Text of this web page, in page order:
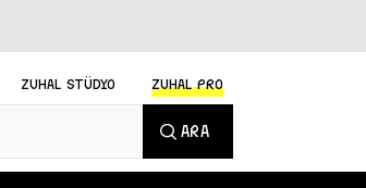
ZUHAL STÜDYO ZUHAL PRO
ARA